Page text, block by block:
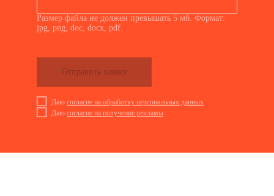
Размер файла не должен превышать 5 мб. Формат:
jpg, png, doc, docx, pdf.
Отправить заявку
Даю согласие на обработку персональных данных
Даю согласие на получение рекламы